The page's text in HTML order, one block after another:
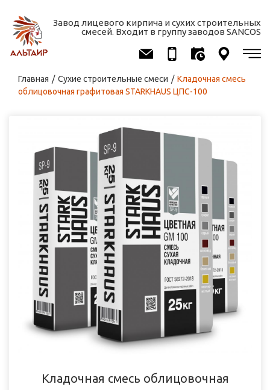
Завод лицевого кирпича и сухих строительных
смесей. Входит в группу заводов SANCOS
Вы здесь
Главная / Сухие строительные смеси / Кладочная смесь
облицовочная графитовая STARKHAUS ЦПС-100
Кладочная смесь облицовочная